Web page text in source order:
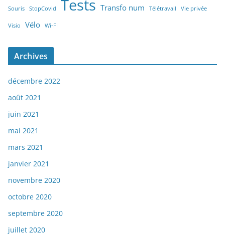
Souris StopCovid Tests Transfo num Télétravail Vie privée
Visio Vélo Wi-FI
Archives
décembre 2022
août 2021
juin 2021
mai 2021
mars 2021
janvier 2021
novembre 2020
octobre 2020
septembre 2020
juillet 2020